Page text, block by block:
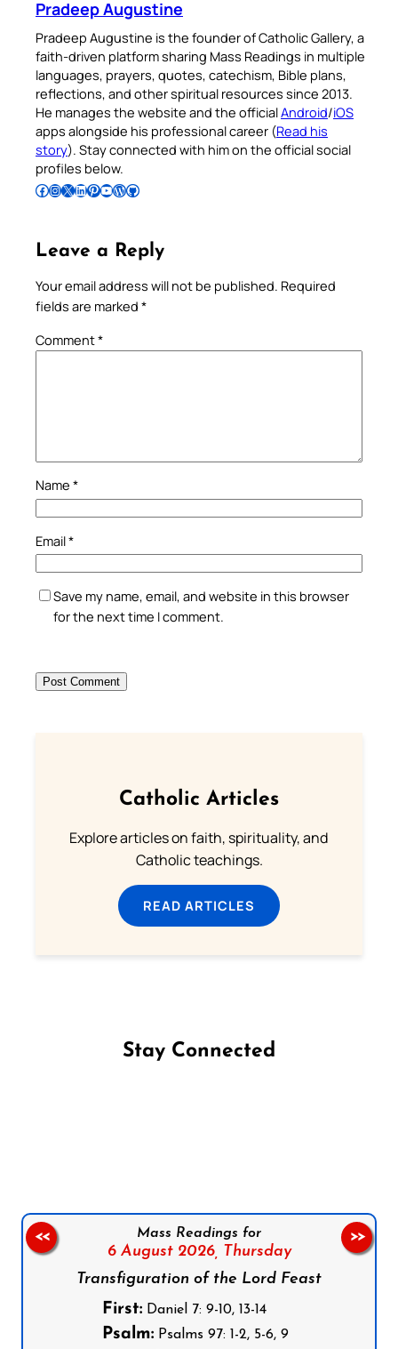
Pradeep Augustine
Pradeep Augustine is the founder of Catholic Gallery, a
faith-driven platform sharing Mass Readings in multiple
languages, prayers, quotes, catechism, Bible plans,
reflections, and other spiritual resources since 2013.
He manages the website and the officialAndroid/iOS
apps alongside his professional career (Read his
story). Stay connected with him on the official social
profiles below.
Follow Pradeep on Facebook Follow Pradeep on InstagramFollow Pradeep on X Follow Pradeep on LinkedIn Follow Pradeep on Pinterest Subscribe to Pradeep’s Youtube Channel Follow Pradeep on WordPress Follow Pradeep on GitHub
Leave a Reply
Your email address will not be published. Required
fields are marked *
Comment*
Name *
Email*
Save my name, email, and website in this browser
for the next time I comment.
Catholic Articles
Explore articles on faith, spirituality, and
Catholic teachings.
READ ARTICLES
Stay Connected
Mass Readings for
6 August 2026, Thursday
Transfiguration of the Lord Feast
First:Daniel 7: 9-10, 13-14
Psalm:Psalms 97: 1-2, 5-6, 9
<< >>